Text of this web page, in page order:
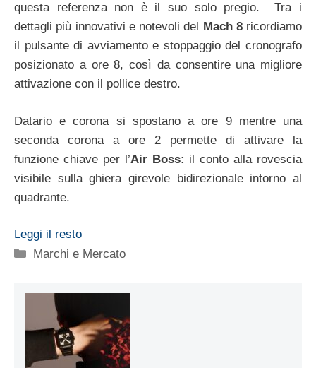
questa referenza non è il suo solo pregio. Tra i
dettagli più innovativi e notevoli del Mach 8ricordiamo
il pulsante di avviamento e stoppaggio del cronografo
posizionato a ore 8, così da consentire una migliore
attivazione con il pollice destro.
Datario e corona si spostano a ore 9 mentre una
seconda corona a ore 2 permette di attivare la
funzione chiave per l’Air Boss: il conto alla rovescia
visibile sulla ghiera girevole bidirezionale intorno al
quadrante.
Leggi il resto
Categorie
Marchi e Mercato